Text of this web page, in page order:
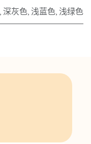
深灰色 浅蓝色 浅绿色